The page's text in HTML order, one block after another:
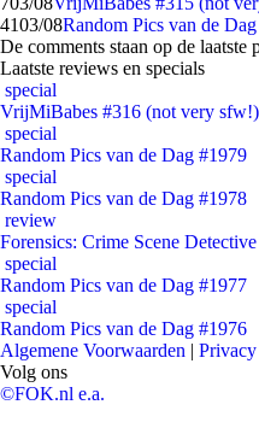
4103/08Random Pics van de
De comments staan op de laatste
Laatste reviews en specials
special
VrijMiBabes #316 (not very sfw!)
special
Random Pics van de Dag #1979
special
Random Pics van de Dag #1978
review
Forensics: Crime Scene Detective
special
Random Pics van de Dag #1977
special
Random Pics van de Dag #1976
Algemene Voorwaarden |
Volg ons
©FOK.nl e.a.